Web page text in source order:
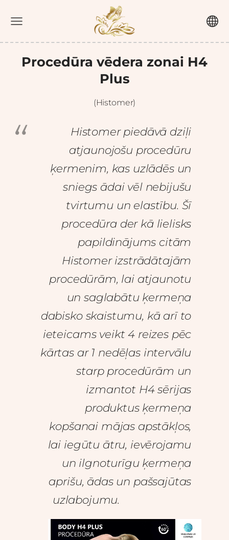
Procedūra vēdera zonai H4
Plus
(Histomer)
Histomer piedāvā dziļi
atjaunojošu procedūru
ķermenim, kas uzlādēs un
sniegs ādai vēl nebijušu
tvirtumu un elastību. Šī
procedūra der kā lielisks
papildinājums citām
Histomer izstrādātajām
procedūrām, lai atjaunotu
un saglabātu ķermeņa
dabisko skaistumu, kā arī to
ieteicams veikt 4 reizes pēc
kārtas ar 1 nedēļas intervālu
starp procedūrām un
izmantot H4 sērijas
produktus ķermeņa
kopšanai mājas apstākļos,
lai iegūtu ātru, ievērojamu
un ilgnoturīgu ķermeņa
aprišu, ādas un pašsajūtas
uzlabojumu.